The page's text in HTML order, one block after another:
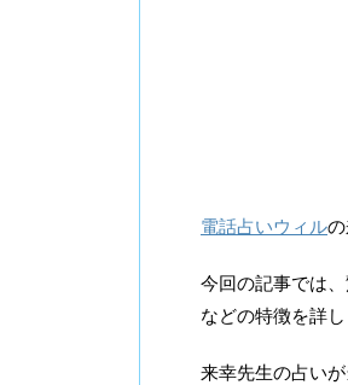
電話占いウィル
今回の記事では
などの特徴を詳し
来幸先生の占い